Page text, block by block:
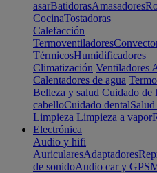
asarBatidorasAmasadores
CocinaTostadoras
Calefacción
Termoventiladores
TérmicosHumidificadores
Climatización Ventiladores
Calentadores de agua
Belleza y salud Cuidado de
cabelloCuidado dental
Limpieza Limpieza a vapor
Electrónica
Audio y hifi
AuricularesAdaptadores
de sonidoAudio car y GPS